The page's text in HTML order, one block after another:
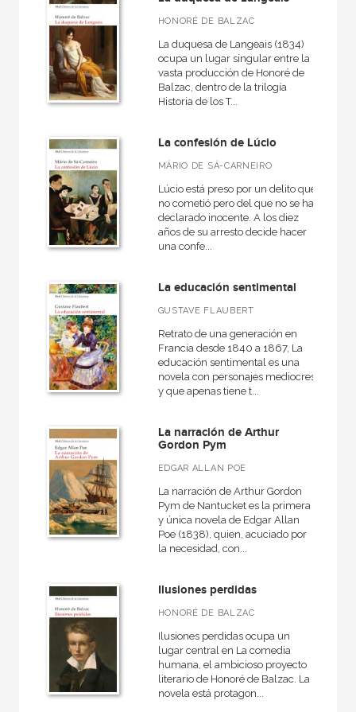
HONORÉ DE BALZAC
La duquesa de Langeais (1834)
ocupa un lugar singular entre la
vasta producción de Honoré de
Balzac, dentro de la trilogía
Historia de los T...
La confesión de Lúcio
MÁRIO DE SÁ-CARNEIRO
Lúcio está preso por un delito que
no cometió pero del que no se ha
declarado inocente. A los diez
años de su arresto decide hacer
una confe...
La educación sentimental
GUSTAVE FLAUBERT
Retrato de una generación en
Francia desde 1840 a 1867, La
educación sentimental es una
novela con personajes mediocres
y que apenas tiene t...
La narración de Arthur
Gordon Pym
EDGAR ALLAN POE
La narración de Arthur Gordon
Pym de Nantucket es la primera
y única novela de Edgar Allan
Poe (1838), quien, acuciado por
la necesidad, con...
Ilusiones perdidas
HONORÉ DE BALZAC
Ilusiones perdidas ocupa un
lugar central en La comedia
humana, el ambicioso proyecto
literario de Honoré de Balzac. La
novela está protagon...